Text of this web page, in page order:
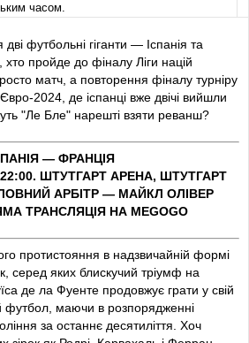
часом.
любителі футболу.Football.ua
текстову онлайн-трансляцію
Ліги націй УЄФА, у якому беруть
Франція.
Англія) — головний арбітр
матчу.
склади команд:
Порро, Ле Норман, Гюйсен, Кукурелья
Педрі — Ямал, Оярсабаль,
Кубарсі, Вівіан, Мората, Руїс, Гаві,
дві футбольні гіганти — Іспанія та
пройде до фіналу Ліги націй
матч, а повторення фіналу турніру
2024, де іспанці вже двічі вийшли
"Ле Бле" нарешті взяти реванш?
— ФРАНЦІЯ
ШТУТГАРТ АРЕНА, ШТУТГАРТ
АРБІТР — МАЙКЛ ОЛІВЕР
ТРАНСЛЯЦІЯ НА MEGOGO
протистояння в надзвичайній формі
серед яких блискучий тріумф на
де ла Фуенте продовжує грати у свій
футбол, маючи в розпорядженні
за останнє десятиліття. Хоч